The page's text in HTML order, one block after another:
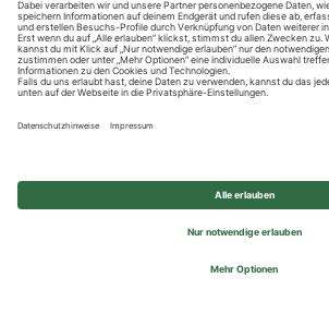
Impressum
Privatsphäre-
© 2026 REWE Group - All rights